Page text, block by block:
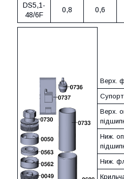
DS5,1-
48/6F
0,8 0,6
Верх.
Верх.
Ниж.
Ниж.